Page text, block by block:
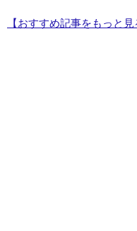
【おすすめ記事をもっと見